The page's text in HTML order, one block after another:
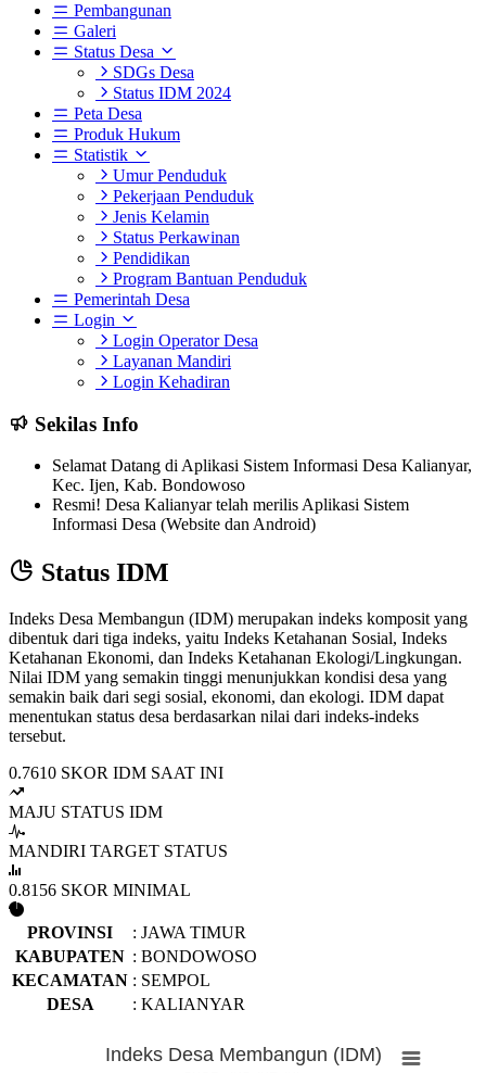
Pembangunan
Galeri
Status Desa
SDGs Desa
Status IDM 2024
Peta Desa
Produk Hukum
Statistik
Umur Penduduk
Pekerjaan Penduduk
Jenis Kelamin
Status Perkawinan
Pendidikan
Program Bantuan Penduduk
Pemerintah Desa
Login
Login Operator Desa
Layanan Mandiri
Login Kehadiran
Sekilas Info
Selamat Datang di Aplikasi Sistem Informasi Desa Kalianyar,
Kec. Ijen, Kab. Bondowoso
Resmi! Desa Kalianyar telah merilis Aplikasi Sistem
Informasi Desa (Website dan Android)
Status IDM
Indeks Desa Membangun (IDM) merupakan indeks komposit yang
dibentuk dari tiga indeks, yaitu Indeks Ketahanan Sosial, Indeks
Ketahanan Ekonomi, dan Indeks Ketahanan Ekologi/Lingkungan.
Nilai IDM yang semakin tinggi menunjukkan kondisi desa yang
semakin baik dari segi sosial, ekonomi, dan ekologi. IDM dapat
menentukan status desa berdasarkan nilai dari indeks-indeks
tersebut.
0.7610 SKOR IDM SAAT INI
MAJU STATUS IDM
MANDIRI TARGET STATUS
0.8156 SKOR MINIMAL
PROVINSI
: JAWA TIMUR
KABUPATEN : BONDOWOSO
KECAMATAN : SEMPOL
DESA
: KALIANYAR
Indeks Desa Membangun (IDM)
Indeks Desa Membangun (IDM)